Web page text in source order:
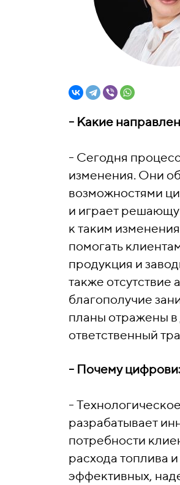
- Какие
- Сегодня
изменения. Они
возможностями
и играет
к таким
помогать
продукция и
также
благополучие
планы отражены
ответственный
- Почему
-
разрабатывает
потребности
расхода топлива
эффективных,